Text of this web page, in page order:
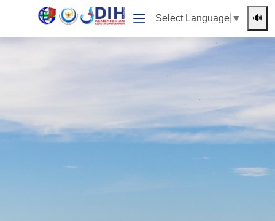
Select Language ▼ 🔊